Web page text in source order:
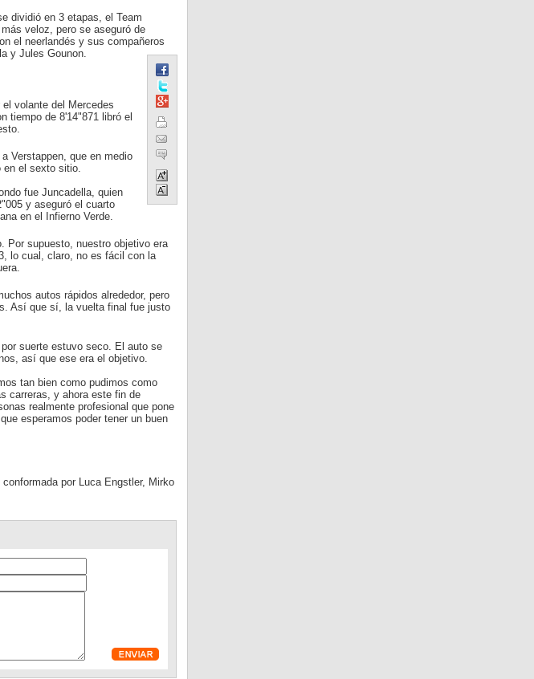
dividió en 3 etapas, el Team
veloz, pero se aseguró de
el neerlandés y sus compañeros
y Jules Gounon.
volante del Mercedes
tiempo de 8'14"871 libró el
Verstappen, que en medio
en el sexto sitio.
fue Juncadella, quien
y aseguró el cuarto
en el Infierno Verde.
Por supuesto, nuestro objetivo era
lo cual, claro, no es fácil con la
autos rápidos alrededor, pero
Así que sí, la vuelta final fue justo
suerte estuvo seco. El auto se
así que ese era el objetivo.
tan bien como pudimos como
carreras, y ahora este fin de
realmente profesional que pone
esperamos poder tener un buen
por Luca Engstler, Mirko